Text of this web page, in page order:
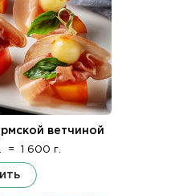
ветчиной
= 1 600 г.